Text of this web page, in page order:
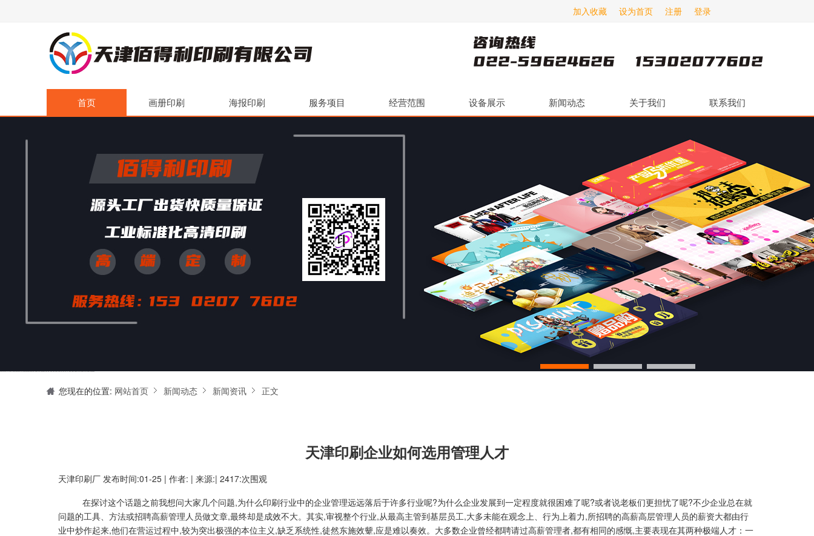
登录
注册
设为首页
加入收藏
首页 画册印刷 海报印刷 服务项目 经营范围 设备展示 新闻动态 关于我们 联系我们
您现在的位置: 网站首页 新闻动态 新闻资讯 正文
天津印刷企业如何选用管理人才
天津印刷厂 发布时间:01-25 | 作者: | 来源:| 2417:次围观
在探讨这个话题之前我想问大家几个问题,为什么印刷行业中的企业管理远远落后于许多行业呢?为什么企业发展到一定程度就很困难了呢?或者说老板们更担忧了呢?不少企业总在就
问题的工具、方法或招聘高薪管理人员做文章,最终却是成效不大。其实,审视整个行业,从最高主管到基层员工,大多未能在观念上、行为上着力,所招聘的高薪高层管理人员的薪资大都由行
业中炒作起来,他们在营运过程中,较为突出极强的本位主义,缺乏系统性,徒然东施效颦,应是难以奏效。大多数企业曾经都聘请过高薪管理者,都有相同的感慨,主要表现在其两种极端人才：一